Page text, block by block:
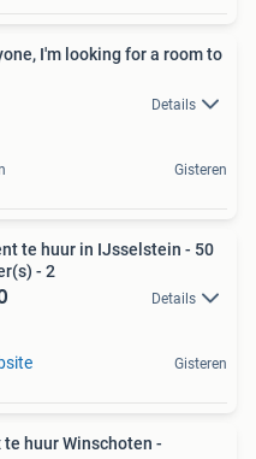
I'm looking for a room to
Details
Gisteren
te huur in IJsselstein - 50
- 2
Details
Gisteren
te huur Winschoten -